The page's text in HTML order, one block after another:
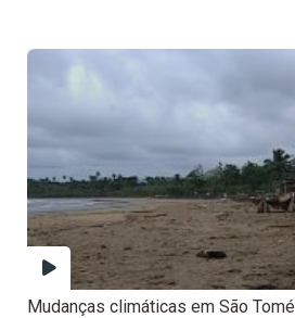
Mudanças climáticas em São Tomé